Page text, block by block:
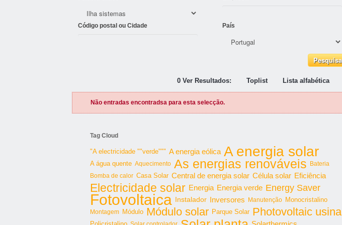
Código postal ou Cidade País
0 Ver Resultados: Toplist Lista alfabética
Não entradas encontradsa para esta selecção.
Tag Cloud
"A electricidade ""verde""" A energia eólica A energia solar
A água quente Aquecimento As energias renováveis
Bateria
Bomba de calor Casa Solar Central de energia solar Célula solar Eficiência
Electricidade solar Energia Energia verde Energy Saver
Fotovoltaica Instalador Inversores Manutenção Monocristalino
Montagem Módulo Módulo solar Parque Solar Photovoltaic usina